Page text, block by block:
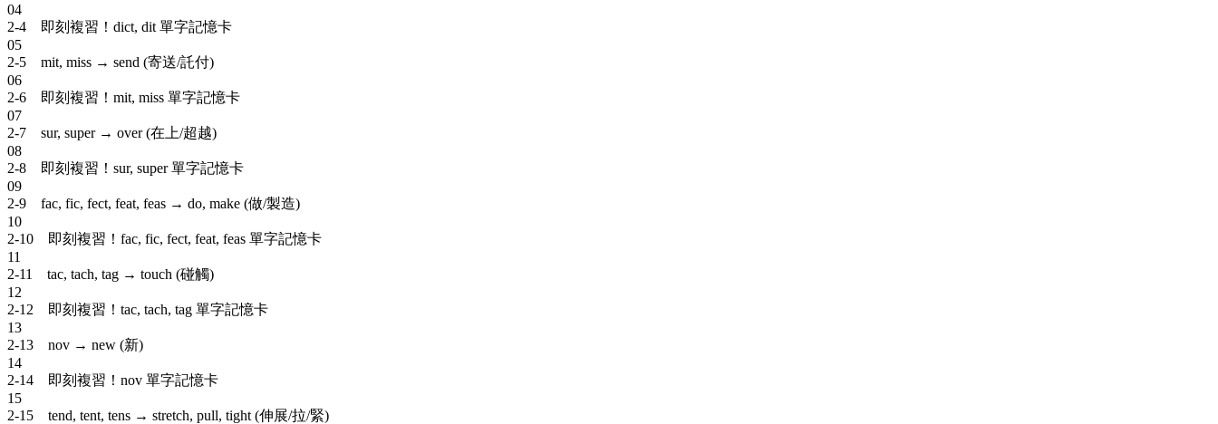
04
2-4 即刻複習！dict, dit 單字記憶卡
05
2-5 mit, miss → send (寄送/託付)
06
2-6 即刻複習！mit, miss 單字記憶卡
07
2-7 sur, super → over (在上/超越)
08
2-8 即刻複習！sur, super 單字記憶卡
09
2-9 fac, fic, fect, feat, feas → do, make (做/製造)
10
2-10 即刻複習！fac, fic, fect, feat, feas 單字記憶卡
11
2-11 tac, tach, tag → touch (碰觸)
12
2-12 即刻複習！tac, tach, tag 單字記憶卡
13
2-13 nov → new (新)
14
2-14 即刻複習！nov 單字記憶卡
15
2-15 tend, tent, tens → stretch, pull, tight (伸展/拉/緊)